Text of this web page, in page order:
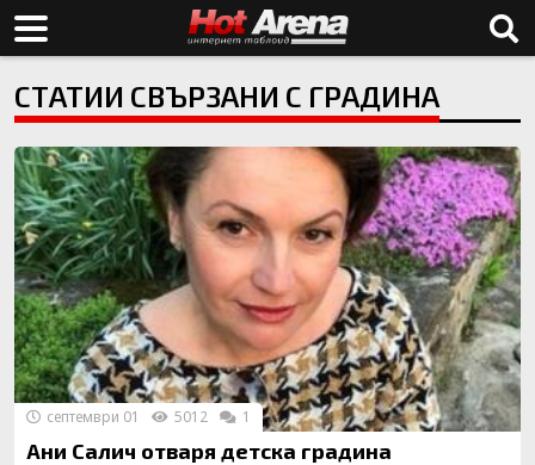
СТАТИИ СВЪРЗАНИ С ГРАДИНА
Ани Салич отваря детска градина
септември 01 5012 1